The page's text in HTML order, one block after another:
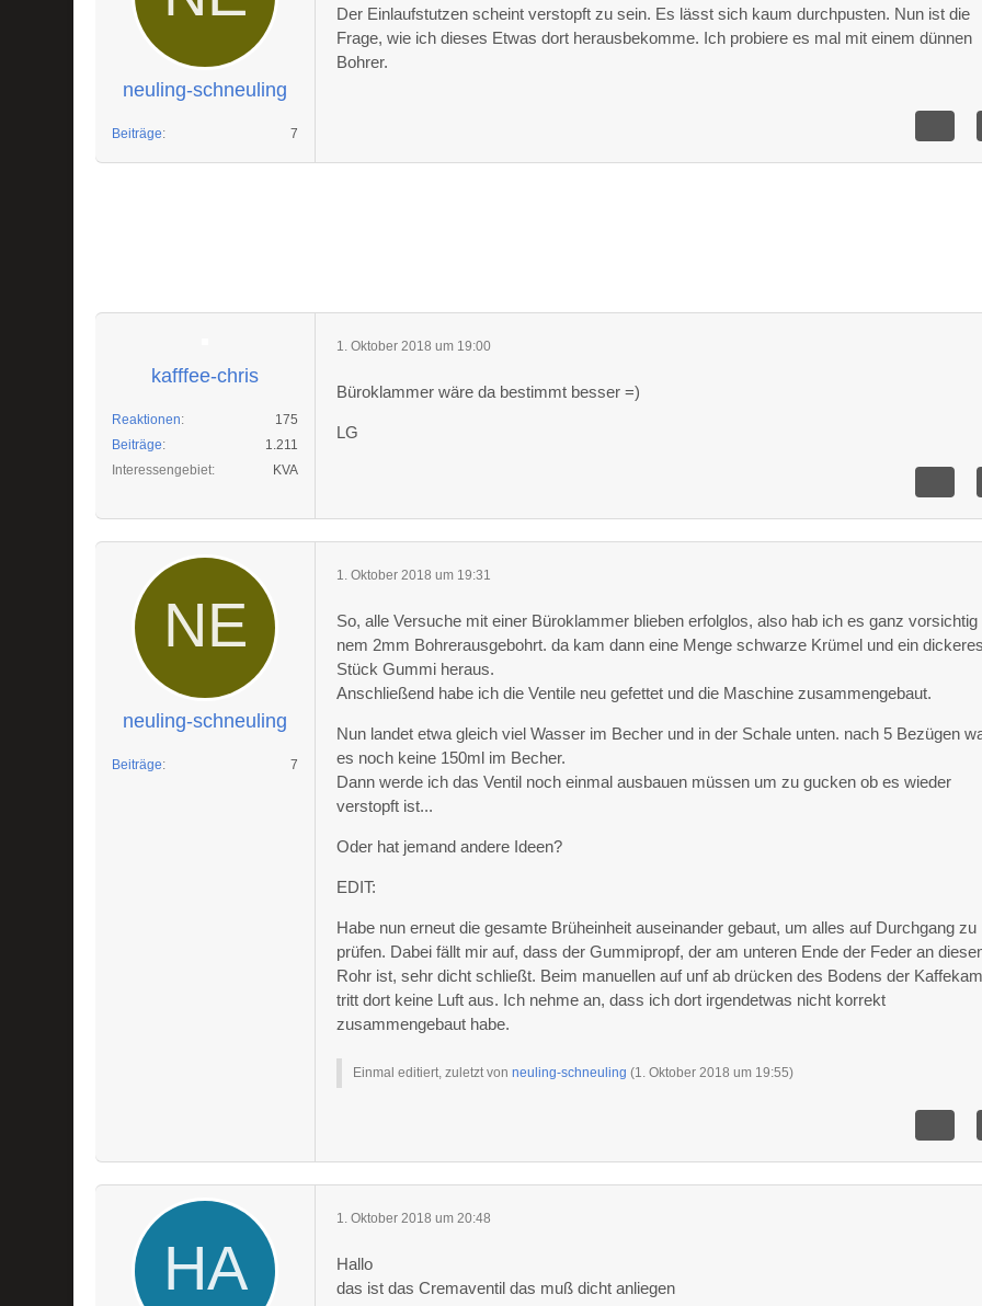
neuling-schneuling
Beiträge 7
Der Einlaufstutzen scheint verstopft zu sein. Es lässt sich kaum durchpusten. Nun ist die
Frage, wie ich dieses Etwas dort herausbekomme. Ich probiere es mal mit einem dünnen
Bohrer.
kafffee-chris
Reaktionen
175
Beiträge
1.211
Interessengebiet
KVA
1. Oktober 2018 um 19:00
Büroklammer wäre da bestimmt besser =)
LG
neuling-schneuling
Beiträge 7
1. Oktober 2018 um 19:31
So, alle Versuche mit einer Büroklammer blieben erfolglos, also hab ich es ganz vorsichtig
nem 2mm Bohrerausgebohrt. da kam dann eine Menge schwarze Krümel und ein
Stück Gummi heraus.
Anschließend habe ich die Ventile neu gefettet und die Maschine zusammengebaut.
Nun landet etwa gleich viel Wasser im Becher und in der Schale unten. nach 5 Bezügen
es noch keine 150ml im Becher.
Dann werde ich das Ventil noch einmal ausbauen müssen um zu gucken ob es wieder
verstopft ist...
Oder hat jemand andere Ideen?
EDIT:
Habe nun erneut die gesamte Brüheinheit auseinander gebaut, um alles auf Durchgang zu
prüfen. Dabei fällt mir auf, dass der Gummipropf, der am unteren Ende der Feder an
Rohr ist, sehr dicht schließt. Beim manuellen auf unf ab drücken des Bodens der
tritt dort keine Luft aus. Ich nehme an, dass ich dort irgendetwas nicht korrekt
zusammengebaut habe.
Einmal editiert, zuletzt vonneuling-schneuling (1. Oktober 2018 um 19:55)
1. Oktober 2018 um 20:48
Hallo
das ist das Cremaventil das muß dicht anliegen